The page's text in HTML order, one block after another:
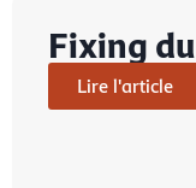
Fixing
Lire l'article